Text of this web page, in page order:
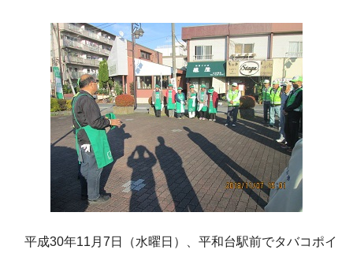
平成30年11月7日（水曜日）、平和台駅前でタバコポイ